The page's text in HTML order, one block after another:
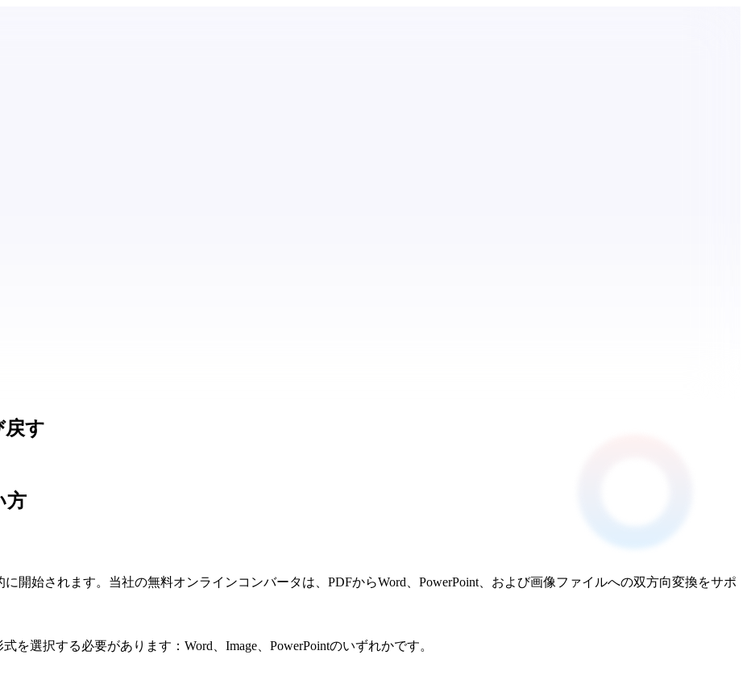
戻す
方
開始されます。当社の無料オンラインコンバータは、PDFからWord、PowerPoint、および画像ファイルへの双方向変換をサポ
選択する必要があります：Word、Image、PowerPointのいずれかです。